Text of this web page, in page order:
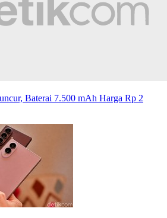
Baterai 7.500 mAh Harga Rp 2